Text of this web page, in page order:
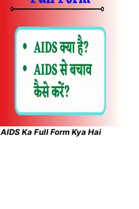
AIDS Ka Full Form Kya Hai